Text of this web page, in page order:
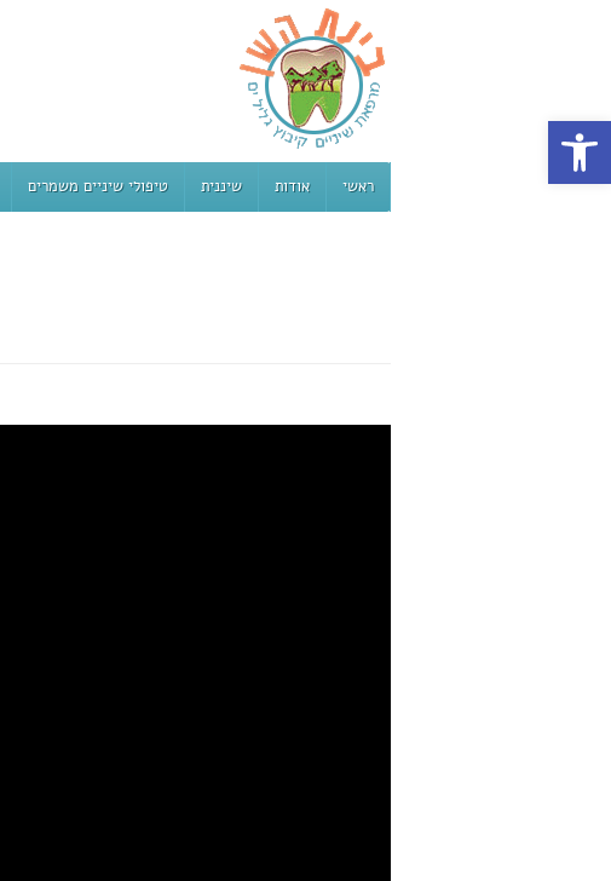
פתח סרגל נגישות
ראשי אודות שיננית טיפולי שיניים משמרים